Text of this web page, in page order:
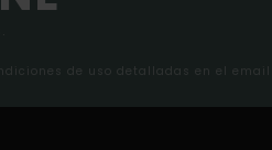
de uso detalladas en el